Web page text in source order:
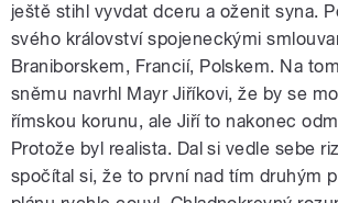
ještě stihl vyvdat dceru a oženit syna.
svého království spojeneckými
Braniborskem, Francií, Polskem. Na
sněmu navrhl Mayr Jiříkovi, že by se
římskou korunu, ale Jiří to nakonec
Protože byl realista. Dal si vedle sebe
spočítal si, že to první nad tím druhým